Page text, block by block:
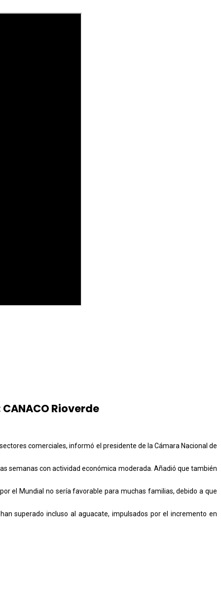
Rioverde
comerciales, informó el presidente de la Cámara Nacional de
semanas con actividad económica moderada. Añadió que también
el Mundial no sería favorable para muchas familias, debido a que
superado incluso al aguacate, impulsados por el incremento en